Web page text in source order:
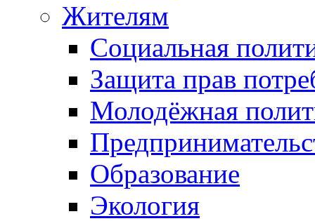
Жителям
Социальная
Защита прав
Молодёжная
Образование
Экология